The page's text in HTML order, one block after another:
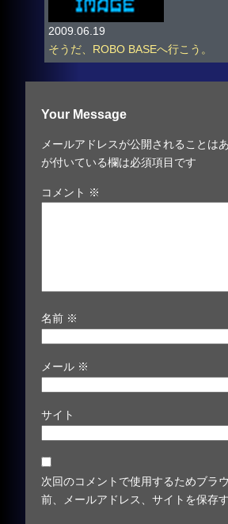
2009.06.19
そうだ、ROBO BASEへ行こう。
Your Message
メールアドレスが公開されることは
が付いている欄は必須項目です
コメント ※
名前 ※
メール ※
サイト
次回のコメントで使用するためブラ
前、メールアドレス、サイトを保存す